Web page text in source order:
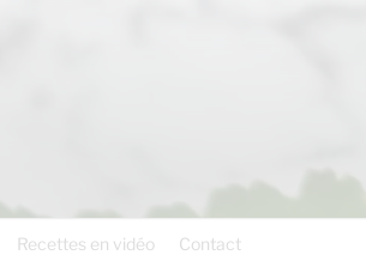
Recettes en vidéo Contact